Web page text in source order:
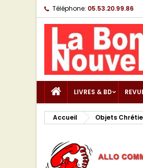
Téléphone: 05.53.20.99.86
LIVRES & BD
Accueil Objets